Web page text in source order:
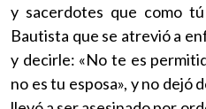
y sacerdotes que como
Bautista que se atrevió a
y decirle: «No te es
no es tu esposa», y no dejó